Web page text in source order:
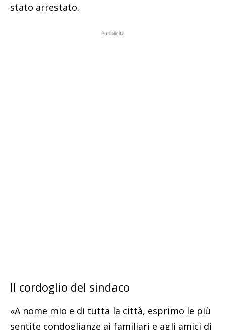
stato arrestato.
Pubblicità
Il cordoglio del sindaco
«A nome mio e di tutta la città, esprimo le più
sentite condoglianze ai familiari e agli amici di